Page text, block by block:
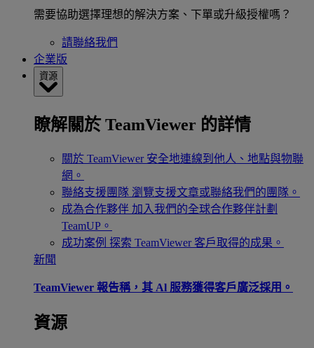
需要協助選擇理想的解決方案、下單或升級授權嗎？
請聯絡我們
企業版
資源
瞭解關於 TeamViewer 的詳情
關於 TeamViewer 安全地連線到他人、地點與物聯
網。
聯絡支援團隊 瀏覽支援文章或聯絡我們的團隊。
成為合作夥伴 加入我們的全球合作夥伴計劃
TeamUP。
成功案例 探索 TeamViewer 客戶取得的成果。
新聞
TeamViewer 報告稱，其 Al 服務獲得客戶廣泛採用。
資源